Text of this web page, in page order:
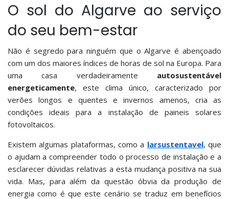
O sol do Algarve ao serviço
do seu bem-estar
Não é segredo para ninguém que o Algarve é abençoado
com um dos maiores índices de horas de sol na Europa. Para
uma casa verdadeiramente autosustentável
energeticamente, este clima único, caracterizado por
verões longos e quentes e invernos amenos, cria as
condições ideais para a instalação de paineis solares
fotovoltaicos.
Existem algumas plataformas, como a larsustentavel, que
o ajudam a compreender todo o processo de instalação e a
esclarecer dúvidas relativas a esta mudança positiva na sua
vida. Mas, para além da questão óbvia da produção de
energia como é que este cenário se traduz em benefícios